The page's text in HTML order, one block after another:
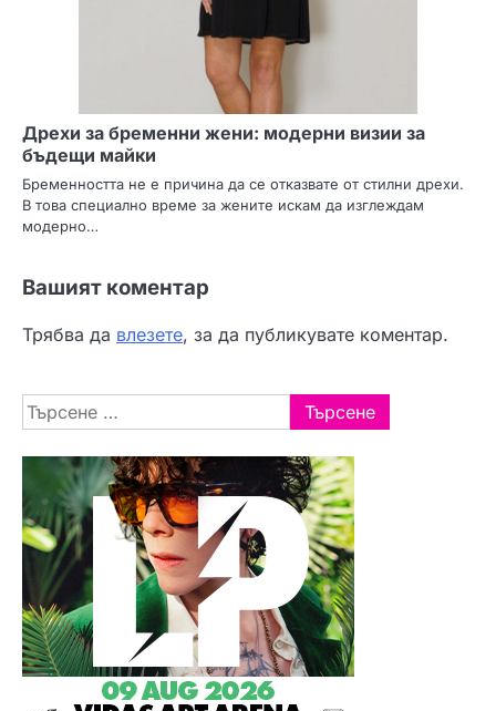
Дрехи за бременни жени: модерни визии за
бъдещи майки
Бременността не е причина да се отказвате от стилни дрехи.
В това специално време за жените искам да изглеждам
модерно…
Вашият коментар
Трябва да влезете, за да публикувате коментар.
Търсене
за: